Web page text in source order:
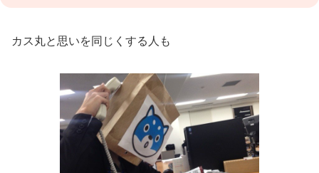
カス丸と思いを同じくする人も